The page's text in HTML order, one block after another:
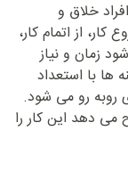
خلاق و
از اتمام کار،
زمان و نیاز
ها با استعداد
روبه رو می شود.
می دهد این کار را